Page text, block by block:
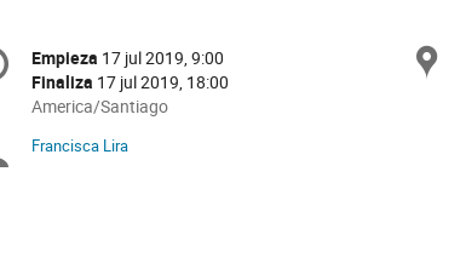
Fecha/Hora
Empieza 17 jul 2019, 9:00
Finaliza 17 jul 2019, 18:00
All
are
America/Santiago
Moderadores
Francisca Lira